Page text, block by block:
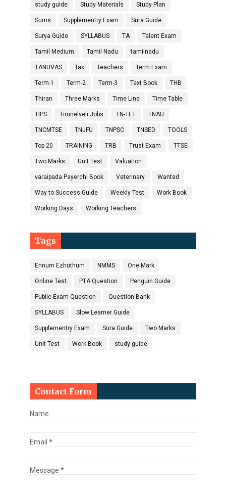
study guide Study Materials Study Plan
Sums Supplementry Exam Sura Guide
Surya Guide SYLLABUS TA Talent Exam
Tamil Medium Tamil Nadu tamilnadu
TANUVAS Tax Teachers Term Exam
Term-1 Term-2 Term-3 Text Book THB
Thiran Three Marks Time Line Time Table
TIPS Tirunelveli Jobs TN-TET TNAU
TNCMTSE TNJFU TNPSC TNSED TOOLS
Top 20 TRAINING TRB Trust Exam TTSE
Two Marks Unit Test Valuation
varaipada Payerchi Book Veterinary Wanted
Way to Success Guide Weekly Test Work Book
Working Days Working Teachers
Tags
Ennum Ezhuthum NMMS One Mark
Online Test PTA Question Penguin Guide
Public Exam Question Question Bank
SYLLABUS Slow Learner Guide
Supplementry Exam Sura Guide Two Marks
Unit Test Work Book study guide
Contact Form
Name
Email *
Message *